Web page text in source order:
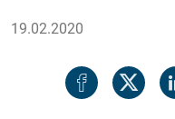
19.02.2020